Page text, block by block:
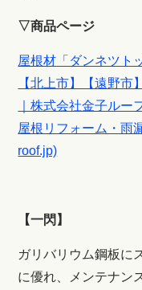
▽商品ページ
屋根材「ダンネツト
【北上市】【遠野
｜株式会社金子ル
屋根リフォーム・雨
roof.jp)
【一閃】
ガリバリウム鋼板に
に優れ、メンテナン